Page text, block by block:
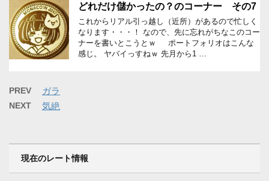
どれだけ儲かったの？のコーナー その7
これからリアル引っ越し（近所）があるので忙しく
なります・・・！ なので、先に忘れがちなこのコー
ナーを書いとこうとｗ ポートフォリオはこんな
感じ。 ヤバイっすねｗ 先月から1 …
PREV ガラ
NEXT 気絶
現在のレート情報